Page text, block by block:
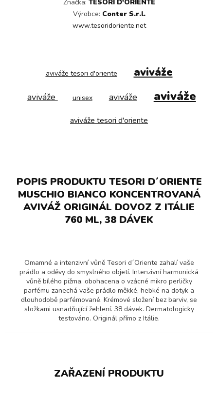
Značka: TESORI D'ORIENTE
Výrobce: Conter S.r.l.
www.tesoridoriente.net
aviváže tesori d'oriente aviváže
aviváže unisex aviváže aviváže
aviváže tesori d'oriente
POPIS PRODUKTU TESORI D´ORIENTE
MUSCHIO BIANCO KONCENTROVANÁ
AVIVÁŽ ORIGINÁL DOVOZ Z ITÁLIE
760 ML, 38 DÁVEK
Omamné a intenzivní vůně Tesori d´Oriente zahalí vaše
prádlo a oděvy do smyslného objetí. Intenzivní harmonická
vůně bílého pižma, obohacena o vzácné mikro perličky
parfému zanechá vaše prádlo měkké, hebké na dotyk a
dlouhodobě parfémované. Krémové složení bez barviv, se
složkami usnadňující žehlení. 38 dávek. Dermatologicky
testováno. Originál přímo z Itálie.
ZAŘAZENÍ PRODUKTU